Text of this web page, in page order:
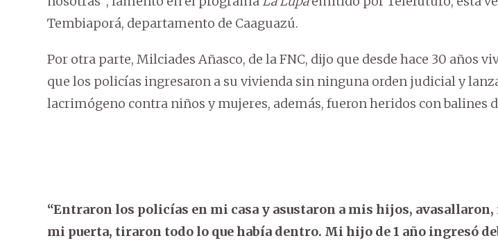
Tembiaporá, departamento de Caaguazú.
Por otra parte, Milciades Añasco, de la FNC, dijo que desde hace 30 años
que los policías ingresaron a su vivienda sin ninguna orden judicial y
lacrimógeno contra niños y mujeres, además, fueron heridos con balines
“Entraron los policías en mi casa y asustaron a mis hijos,
mi puerta, tiraron todo lo que había dentro. Mi hijo de 1 año ingresó